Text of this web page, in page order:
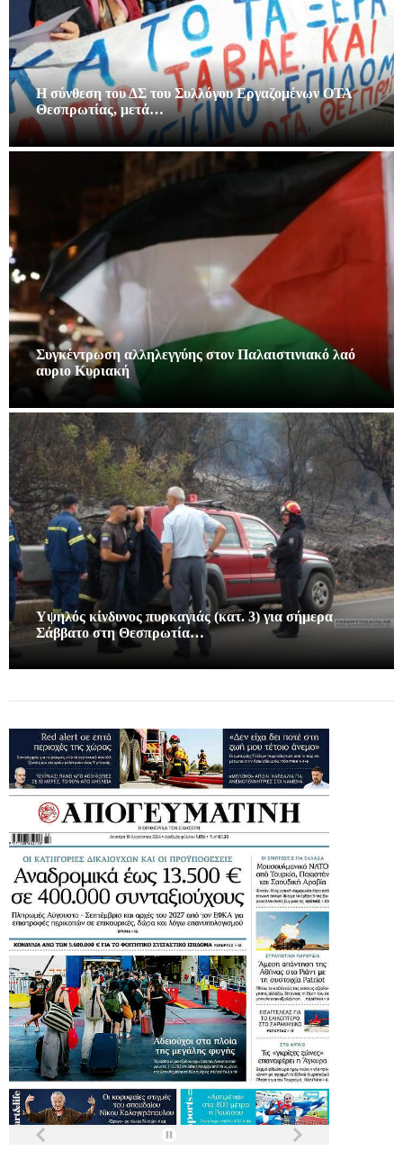
Η σύνθεση του ΔΣ του Συλλόγου Εργαζομένων ΟΤΑ
Θεσπρωτίας, μετά…
Συγκέντρωση αλληλεγγύης στον Παλαιστινιακό λαό
αυριο Κυριακή
Υψηλός κίνδυνος πυρκαγιάς (κατ. 3) για σήμερα
Σάββατο στη Θεσπρωτία…